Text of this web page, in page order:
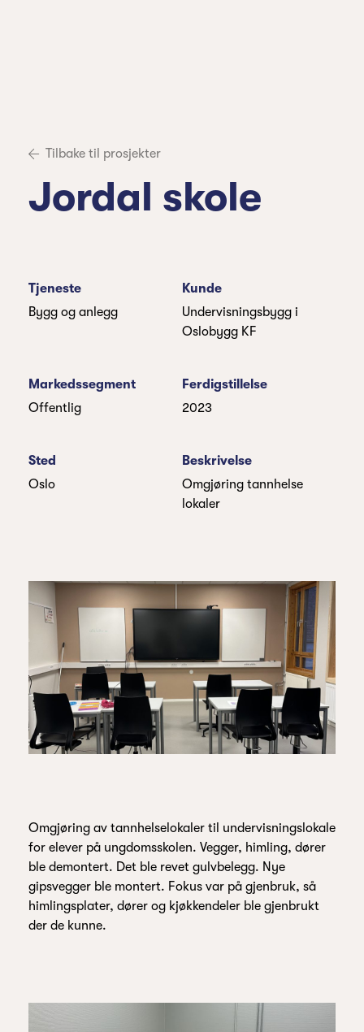
Tilbake til prosjekter
Jordal skole
Tjeneste
Bygg og anlegg
Kunde
Undervisningsbygg i
Oslobygg KF
Markedssegment
Offentlig
Ferdigstillelse
2023
Sted
Oslo
Beskrivelse
Omgjøring tannhelse
lokaler
Omgjøring av tannhelselokaler til undervisningslokale
for elever på ungdomsskolen. Vegger, himling, dører
ble demontert. Det ble revet gulvbelegg. Nye
gipsvegger ble montert. Fokus var på gjenbruk, så
himlingsplater, dører og kjøkkendeler ble gjenbrukt
der de kunne.